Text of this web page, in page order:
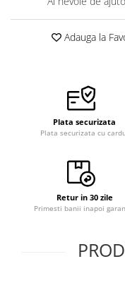
Adauga la
Plata securizata
Plata securizata cu
Retur in 30 zile
Primesti banii inapoi